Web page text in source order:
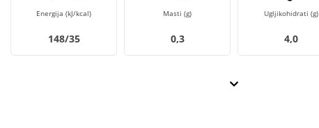
Energija (kJ/kcal)
148/35
Masti (g)
0,3
Ugljikohidrati (g)
4,0